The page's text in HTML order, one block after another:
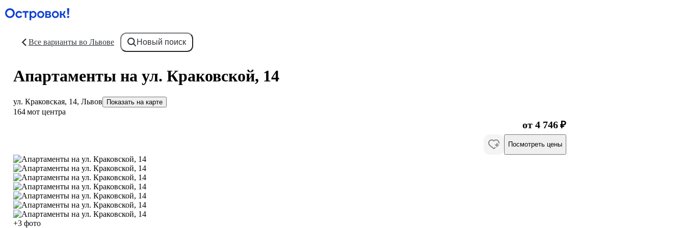
Все варианты во Львове Новый поиск
Апартаменты на ул. Краковской, 14
ул. Краковская, 14, Львов Показать на карте
164 мот центра
от 4 746 ₽
Посмотреть цены
+3 фото